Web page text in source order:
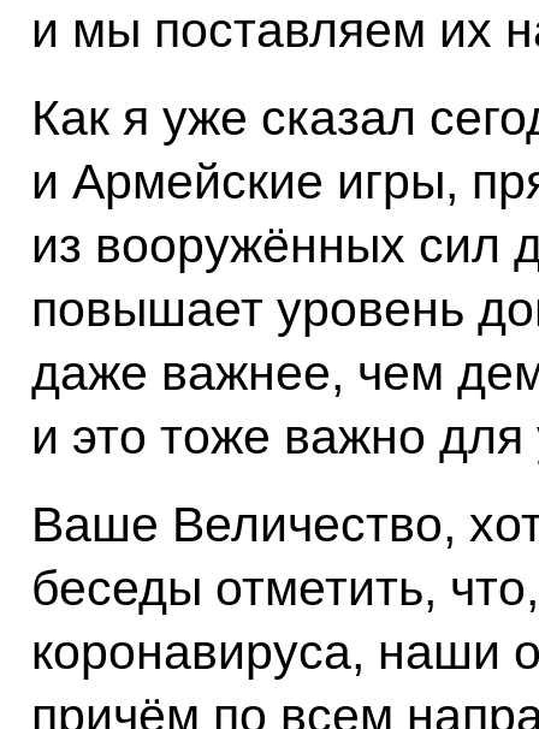
и мы поставляем их
Как я уже сказал
и Армейские игры,
из вооружённых сил
повышает уровень
даже важнее, чем
и это тоже важно для
Ваше Величество,
беседы отметить,
коронавируса, наши
причём по всем